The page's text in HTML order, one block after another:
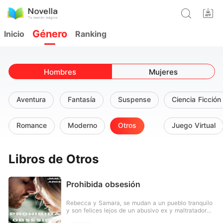
Inicio Género Ranking
Hombres Mujeres
Aventura
Romance
Fantasía
Moderno
Suspense
Otros
Ciencia Ficción
Juego Virtual
Libros de Otros
Prohibida obsesión
Rebecca y Samara, se mudan a un pueblo tranquilo
y son felices lejos de un abusivo ex y maltratador